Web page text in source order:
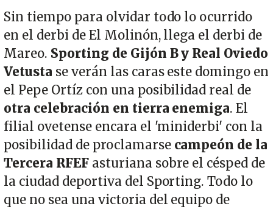
Sin tiempo para olvidar todo lo ocurrido
en el derbi de El Molinón, llega el derbi de
Mareo. Sporting de Gijón B y Real Oviedo
Vetusta se verán las caras este domingo en
el Pepe Ortíz con una posibilidad real de
otra celebración en tierra enemiga. El
filial ovetense encara el 'miniderbi' con la
posibilidad de proclamarse campeón de la
Tercera RFEF asturiana sobre el césped de
la ciudad deportiva del Sporting. Todo lo
que no sea una victoria del equipo de